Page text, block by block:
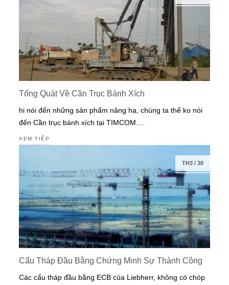
Tổng Quát Về Cần Trục Bánh Xích
hi nói đến những sản phẩm nâng hạ, chúng ta thể ko nói
đến Cần trục bánh xích tại TIMCOM.…
XEM TIẾP
TH3/ 30
Cẩu Tháp Đầu Bằng Chứng Minh Sự Thành Công
Các cẩu tháp đầu bằng ECB của Liebherr, không có chóp